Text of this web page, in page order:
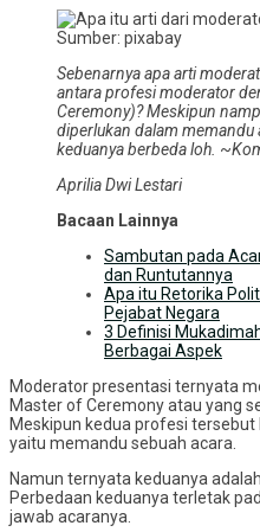
Sumber: pixabay
Sebenarnya apa arti
antara profesi moderator
Ceremony)? Meskipun
diperlukan dalam memandu
keduanya berbeda loh. ~
Aprilia Dwi Lestari
Bacaan Lainnya
Sambutan pada
dan Runtutannya
Apa itu Retorika
Pejabat Negara
3 Definisi
Berbagai Aspek
Moderator presentasi ternyata
Master of Ceremony atau yang
Meskipun kedua profesi
yaitu memandu sebuah acara.
Namun ternyata keduanya
Perbedaan keduanya terletak
jawab acaranya.